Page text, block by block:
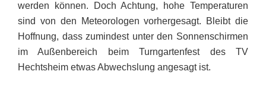
werden können. Doch Achtung, hohe Temperaturen
sind von den Meteorologen vorhergesagt. Bleibt die
Hoffnung, dass zumindest unter den Sonnenschirmen
im Außenbereich beim Turngartenfest des TV
Hechtsheim etwas Abwechslung angesagt ist.